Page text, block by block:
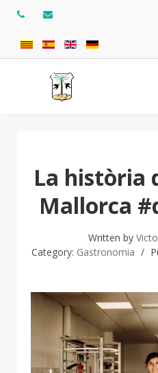
La història
Mallorca
Written by
Category: Gastronomia